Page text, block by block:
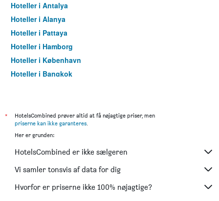
Hoteller i Antalya
Hoteller i Alanya
Hoteller i Pattaya
Hoteller i Hamborg
Hoteller i København
Hoteller i Bangkok
*
HotelsCombined prøver altid at få nøjagtige priser, men
priserne kan ikke garanteres.
Her er grunden:
HotelsCombined er ikke sælgeren
Vi samler tonsvis af data for dig
Hvorfor er priserne ikke 100% nøjagtige?